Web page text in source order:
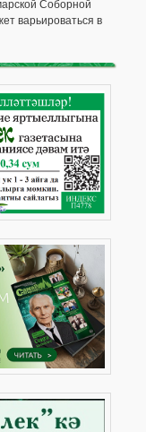
Соборной
варьироваться в